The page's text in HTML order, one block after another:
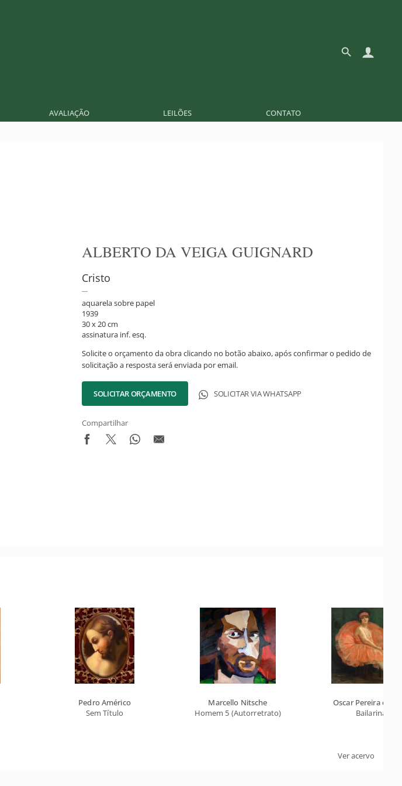
AVALIAÇÃO LEILÕES CONTATO
ALBERTO DA VEIGA GUIGNARD
Cristo
aquarela sobre papel
1939
30 x 20 cm
assinatura inf. esq.
Solicite o orçamento da obra clicando no botão abaixo, após confirmar o pedido de
solicitação a resposta será enviada por email.
SOLICITAR ORÇAMENTO SOLICITAR VIA WHATSAPP
Compartilhar
Pedro Américo
Sem Título
Marcello Nitsche
Homem 5 (Autorretrato)
Oscar Pereira da
Bailarina
Ver acervo